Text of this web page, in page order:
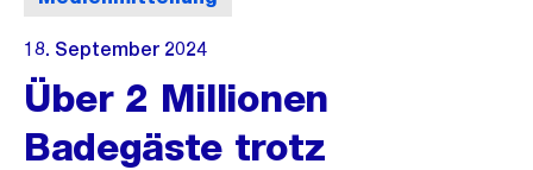
18. September 2024
Über 2 Millionen
Badegäste trotz